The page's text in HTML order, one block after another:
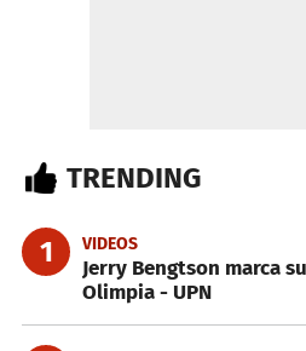
TRENDING
1 VIDEOS
Jerry Bengtson marca
Olimpia - UPN